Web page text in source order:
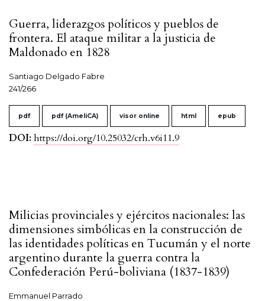
Guerra, liderazgos políticos y pueblos de
frontera. El ataque militar a la justicia de
Maldonado en 1828
Santiago Delgado Fabre
241/266
pdf pdf (AmeliCA) visor online html epub
DOI: https://doi.org/10.25032/crh.v6i11.9
Milicias provinciales y ejércitos nacionales: las
dimensiones simbólicas en la construcción de
las identidades políticas en Tucumán y el norte
argentino durante la guerra contra la
Confederación Perú-boliviana (1837-1839)
Emmanuel Parrado